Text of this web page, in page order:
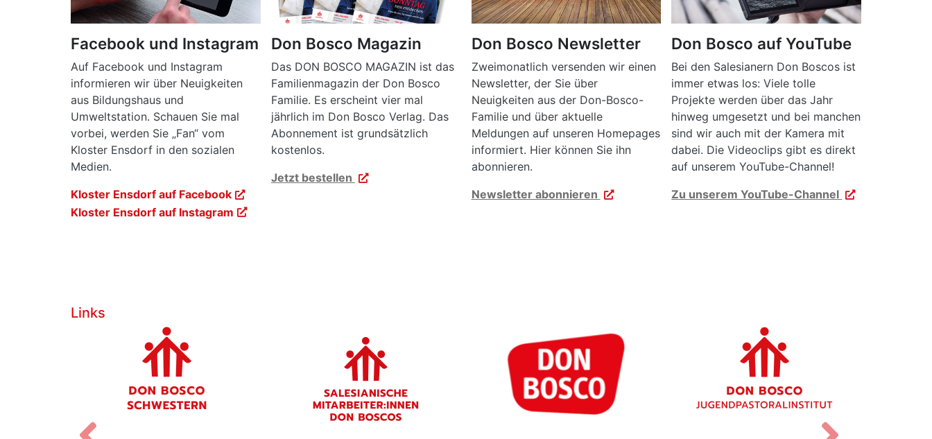
Facebook und Instagram
Auf Facebook und Instagram
informieren wir über Neuigkeiten
aus Bildungshaus und
Umweltstation. Schauen Sie mal
vorbei, werden Sie „Fan“ vom
Kloster Ensdorf in den sozialen
Medien.
Kloster Ensdorf auf Facebook
Kloster Ensdorf auf Instagram
Don Bosco Magazin
Das DON BOSCO MAGAZIN ist das
Familienmagazin der Don Bosco
Familie. Es erscheint vier mal
jährlich im Don Bosco Verlag. Das
Abonnement ist grundsätzlich
kostenlos.
Jetzt bestellen
Don Bosco Newsletter
Zweimonatlich versenden wir einen
Newsletter, der Sie über
Neuigkeiten aus der Don-Bosco-
Familie und über aktuelle
Meldungen auf unseren Homepages
informiert. Hier können Sie ihn
abonnieren.
Newsletter abonnieren
Don Bosco auf YouTube
Bei den Salesianern Don Boscos ist
immer etwas los: Viele tolle
Projekte werden über das Jahr
hinweg umgesetzt und bei manchen
sind wir auch mit der Kamera mit
dabei. Die Videoclips gibt es direkt
auf unserem YouTube-Channel!
Zu unserem YouTube-Channel
Links